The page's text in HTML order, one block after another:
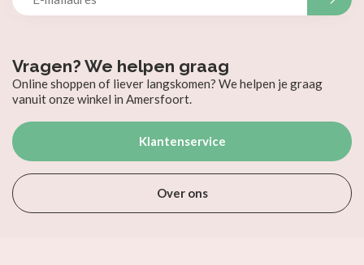
Vragen? We helpen graag
Online shoppen of liever langskomen? We helpen je graag
vanuit onze winkel in Amersfoort.
Klantenservice
Over ons